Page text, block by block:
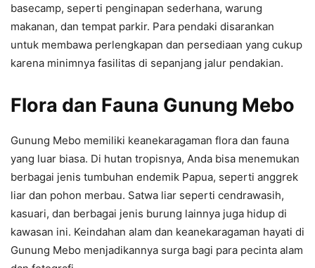
basecamp, seperti penginapan sederhana, warung
makanan, dan tempat parkir. Para pendaki disarankan
untuk membawa perlengkapan dan persediaan yang cukup
karena minimnya fasilitas di sepanjang jalur pendakian.
Flora dan Fauna Gunung Mebo
Gunung Mebo memiliki keanekaragaman flora dan fauna
yang luar biasa. Di hutan tropisnya, Anda bisa menemukan
berbagai jenis tumbuhan endemik Papua, seperti anggrek
liar dan pohon merbau. Satwa liar seperti cendrawasih,
kasuari, dan berbagai jenis burung lainnya juga hidup di
kawasan ini. Keindahan alam dan keanekaragaman hayati di
Gunung Mebo menjadikannya surga bagi para pecinta alam